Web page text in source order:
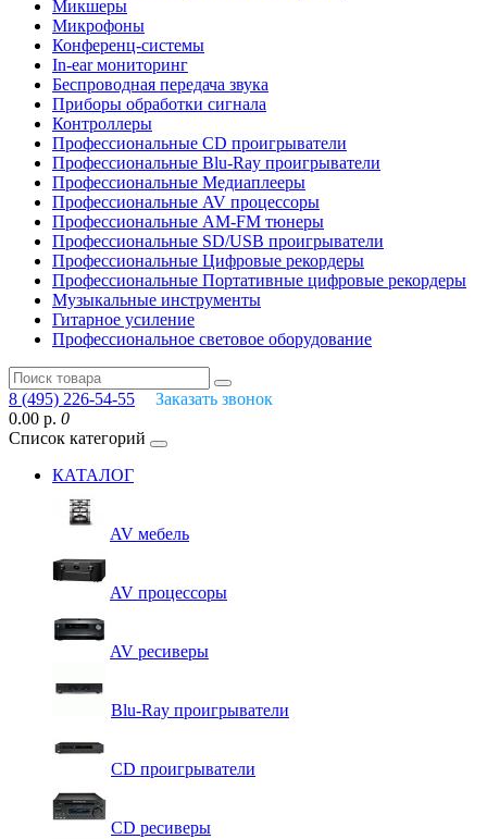
Микшеры
Микрофоны
Конференц-системы
In-ear мониторинг
Беспроводная передача звука
Приборы обработки сигнала
Контроллеры
Профессиональные СD проигрыватели
Профессиональные Blu-Ray проигрыватели
Профессиональные Медиаплееры
Профессиональные AV процессоры
Профессиональные AM-FM тюнеры
Профессиональные SD/USB проигрыватели
Профессиональные Цифровые рекордеры
Профессиональные Портативные цифровые рекордеры
Музыкальные инструменты
Гитарное усиление
Профессиональное световое оборудование
8 (495) 226-54-55
Заказать звонок
0.00 р. 0
Список категорий
КАТАЛОГ
AV мебель
AV процессоры
AV ресиверы
Blu-Ray проигрыватели
CD проигрыватели
CD ресиверы